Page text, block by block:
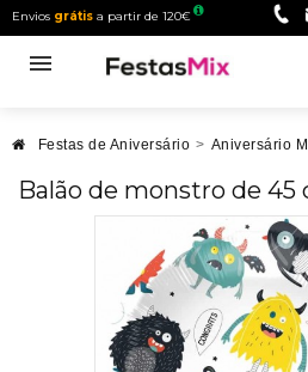
Envios grátis a partir de 120€
Festas de Aniversário > Aniversário
Balão de monstro de 45